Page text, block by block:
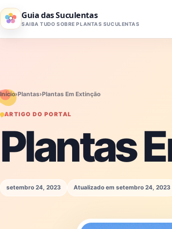
Pular para o conteúdo
Guia das Suculentas
SAIBA TUDO SOBRE PLANTAS SUCULENTAS
Início›Plantas›Plantas Em Extinção
ARTIGO DO PORTAL
Plantas
setembro 24, 2023 Atualizado em setembro 24, 2023